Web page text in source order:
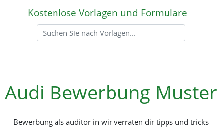
Kostenlose Vorlagen und Formulare
Audi Bewerbung Muster
Bewerbung als auditor in wir verraten dir tipps und tricks